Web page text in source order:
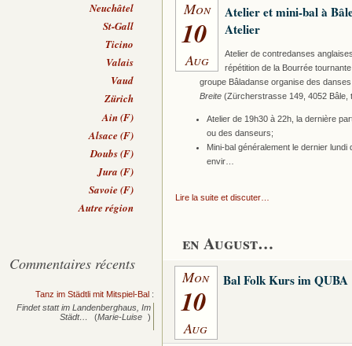
Mon
10
Aug
Atelier et mini-bal à
Atelier
Atelier de contredanses
répétition de la Bourrée
groupe Bâladanse organise des
Breite(Zürcherstrasse 149, 4052 Bâle,
Atelier de 19h30 à 22h, la dernière
ou des danseurs;
Mini-bal généralement le dernier lundi
envir…
Lire la suite et discuter…
en August…
Mon
10
Aug
Bal Folk Kurs im QUBA
Neuchâtel
St-Gall
Ticino
Valais
Vaud
Zürich
Ain (F)
Alsace (F)
Doubs (F)
Jura (F)
Savoie (F)
Autre région
Commentaires récents
Tanz im Städtli mit Mitspiel-Bal :
Findet statt im Landenberghaus, Im
Städt…
(Marie-Luise )